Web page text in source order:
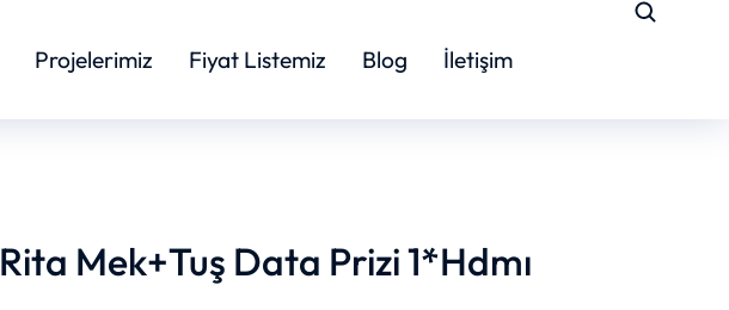
Projelerimiz Fiyat Listemiz Blog İletişim
Rita Mek+Tuş Data Prizi 1*Hdmı